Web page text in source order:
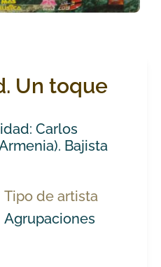
Un toque
Carlos
Bajista
Tipo de artista
Agrupaciones